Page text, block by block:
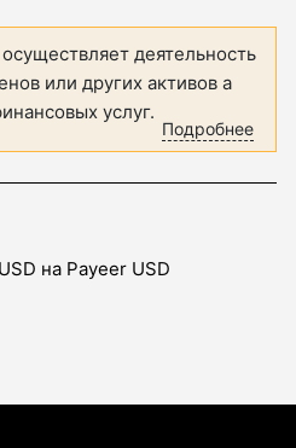
деятельность
или других активов а
услуг.
Подробнее
на Payeer USD